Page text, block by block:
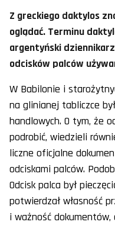
Z greckiego daktylos
oglądać. Terminu
argentyński
odcisków palców
W Babilonie i
na glinianej tabliczce
handlowych. O tym, że
podrobić, wiedzieli
liczne oficjalne
odciskami palców.
Odcisk palca był
potwierdzał własność
i ważność